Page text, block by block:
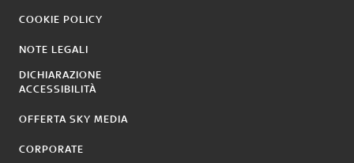
COOKIE POLICY
NOTE LEGALI
DICHIARAZIONE
ACCESSIBILITÀ
OFFERTA SKY MEDIA
CORPORATE